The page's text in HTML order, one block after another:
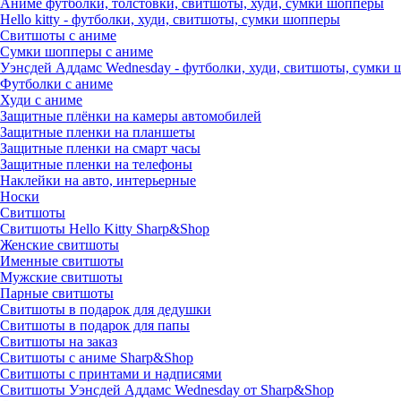
Аниме футболки, толстовки, свитшоты, худи, сумки шопперы
Hello kitty - футболки, худи, свитшоты, сумки шопперы
Свитшоты с аниме
Сумки шопперы с аниме
Уэнсдей Аддамс Wednesday - футболки, худи, свитшоты, сумки
Футболки с аниме
Худи с аниме
Защитные плёнки на камеры автомобилей
Защитные пленки на планшеты
Защитные пленки на смарт часы
Защитные пленки на телефоны
Наклейки на авто, интерьерные
Носки
Свитшоты
Cвитшоты Hello Kitty Sharp&Shop
Женские свитшоты
Именные свитшоты
Мужские свитшоты
Парные свитшоты
Свитшоты в подарок для дедушки
Свитшоты в подарок для папы
Свитшоты на заказ
Свитшоты с аниме Sharp&Shop
Свитшоты с принтами и надписями
Свитшоты Уэнсдей Аддамс Wednesday от Sharp&Shop